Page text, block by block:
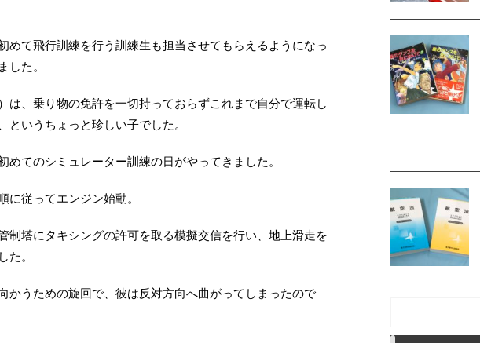
めて飛行訓練を行う訓練生も担当させてもらえるようになっ
した。
は、乗り物の免許を一切持っておらずこれまで自分で運転し
いうちょっと珍しい子でした。
てのシミュレーター訓練の日がやってきました。
に従ってエンジン始動。
制塔にタキシングの許可を取る模擬交信を行い、地上滑走を
た。
かうための旋回で、彼は反対方向へ曲がってしまったので